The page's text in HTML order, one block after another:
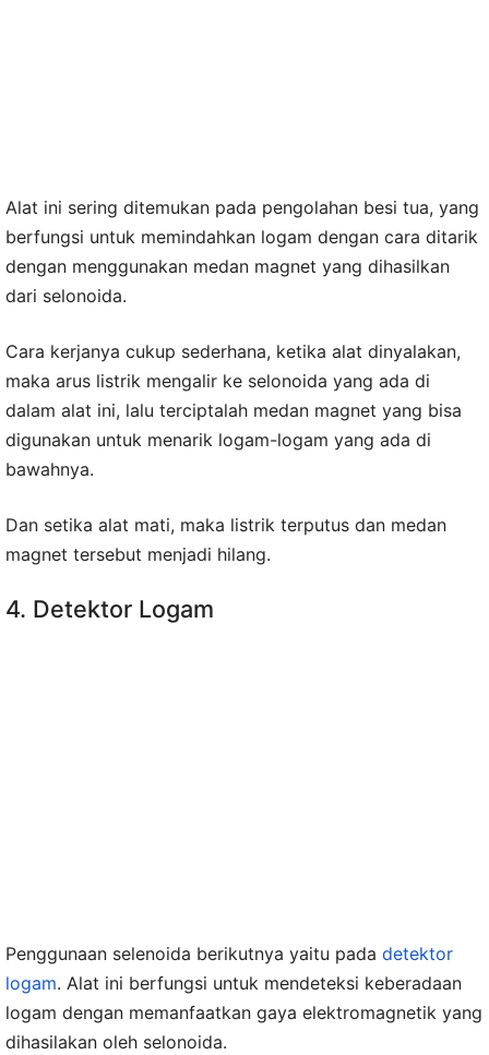
Alat ini sering ditemukan pada pengolahan besi tua, yang
berfungsi untuk memindahkan logam dengan cara ditarik
dengan menggunakan medan magnet yang dihasilkan
dari selonoida.
Cara kerjanya cukup sederhana, ketika alat dinyalakan,
maka arus listrik mengalir ke selonoida yang ada di
dalam alat ini, lalu terciptalah medan magnet yang bisa
digunakan untuk menarik logam-logam yang ada di
bawahnya.
Dan setika alat mati, maka listrik terputus dan medan
magnet tersebut menjadi hilang.
4. Detektor Logam
Penggunaan selenoida berikutnya yaitu pada detektor
logam. Alat ini berfungsi untuk mendeteksi keberadaan
logam dengan memanfaatkan gaya elektromagnetik yang
dihasilakan oleh selonoida.